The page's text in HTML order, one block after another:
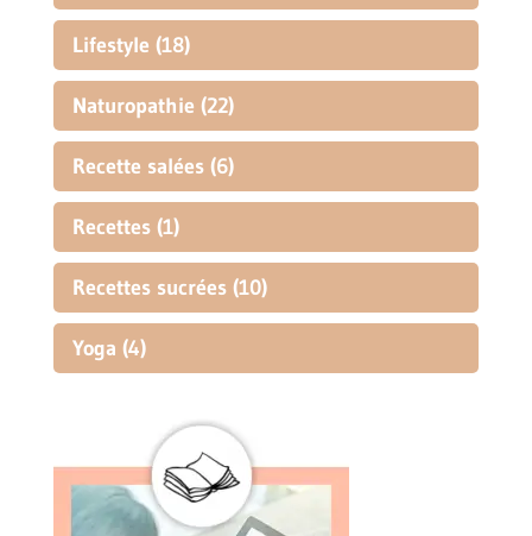
Lifestyle (18)
Naturopathie (22)
Recette salées(6)
Recettes(1)
Recettes sucrées(10)
Yoga (4)